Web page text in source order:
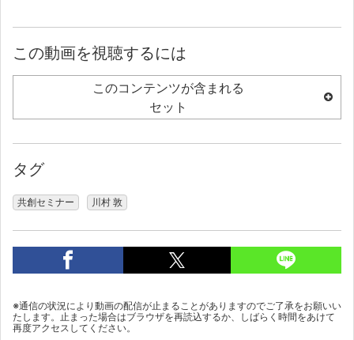
この動画を視聴するには
このコンテンツが含まれる
セット
タグ
共創セミナー 川村 敦
※通信の状況により動画の配信が止まることがありますのでご了承をお願いい
たします。止まった場合はブラウザを再読込するか、しばらく時間をあけて
再度アクセスしてください。